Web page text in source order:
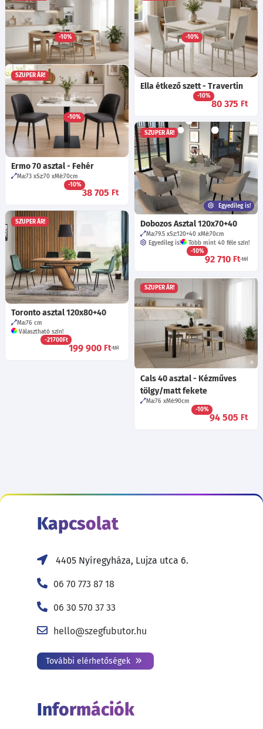
Berta asztal (120x80+40)
Ma:76.5 Sz:120+40
Egyedileg is!
Több mint 40 féle szín!
-10%
65 890Ft-tól
Dobozos Asztal 180x90+40
Ma:79.5 Sz:180+40 Mé:90 cm
Egyedileg is!
Több mint 40 féle szín!
-10%
116 290 -tól
Cipora CN17 asztal - Nagano
tölgy
cm
-10%
91 085Ft
Ella étkező szett - Travertin
-10%
80 375 Ft
SZUPER ÁR!
Ermo 70 asztal - Fehér
Ma:73 Sz:70 Mé:70cm
-10%
38 705 Ft
SZUPER ÁR!
Egyedileg is!
Dobozos Asztal 120x70+40
Ma:79.5 Sz:120+40 Mé:70cm
Egyedileg is!
Több mint 40 féle szín!
-10%
92 710 Ft-tól
SZUPER ÁR!
Toronto asztal 120x80+40
Ma:76 cm
Választható szín!
-21700Ft
199 900 Ft-tól
SZUPER ÁR!
Cals 40 asztal - Kézműves
tölgy/matt fekete
Ma:76 Mé:90cm
-10%
94 505 Ft
Kapcsolat
4405 Nyíregyháza, Lujza utca 6.
06 70 773 87 18
06 30 570 37 33
hello@szegfubutor.hu
További elérhetőségek
Információk